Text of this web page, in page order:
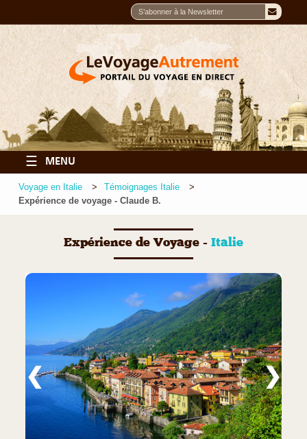
☰ MENU
Voyage en Italie
Témoignages Italie
Expérience de voyage - Claude B.
Expérience de Voyage - Italie
❮ ❯